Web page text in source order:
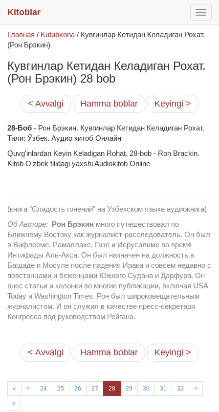
меню
Kitoblar
Главная / Kutubxona / Кувгинлар Кетидан Келадиган Рохат.
(Рон Брэкин)
Кувгинлар Кетидан Келадиган Рохат.
(Рон Брэкин) 28 bob
< Avvalgi Hamma boblar Keyingi >
28-Боб - Рон Брэкин. Кувгинлар Кетидан Келадиган Рохат.
Тили: Ўзбек. Аудио китоб Онлайн
Quvg'inlardan Keyin Keladigan Rohat. 28-bob - Ron Brackin.
Kitob O'zbek tilidagi yaxshi Audiokitob Online
(книга "Сладость гонений" на Узбекском языке аудиокнига)
Об Авторе: Рон Брэкин много путешествовал по
Ближнему Востоку как журналист-расследователь. Он был
в Вифлееме, Рамаллахе, Газе и Иерусалиме во время
Интифады Аль-Акса. Он был назначен на должность в
Багдаде и Мосуле после падения Ирака и совсем недавно с
повстанцами и беженцами Южного Судана и Дарфура. Он
внес статьи и колонки во многие публикации, включая USA
Today и Washington Times. Рон был широковещательным
журналистом. И он служил в качестве пресс-секретаря
Конгресса под руководством Рейгана.
< Avvalgi Hamma boblar Keyingi >
« < 24 25 26 27 28 29 30 31 32 >
»